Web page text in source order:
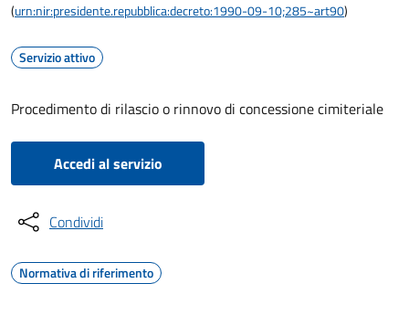
(urn:nir:presidente.repubblica:decreto:1990-09-10;285~art90)
Servizio attivo
Procedimento di rilascio o rinnovo di concessione cimiteriale
Accedi al servizio
Condividi
Normativa di riferimento